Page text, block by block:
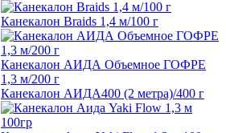
Канекалон Braids 1,4 м/100 г
Канекалон АИДА Объемное ГОФРЕ
1,3 м/200 г
Канекалон АИДА400 (2 метра)/400 г